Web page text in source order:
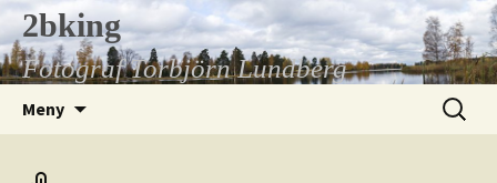
Hoppa
till
innehåll
2bking
Fotograf Torbjörn Lundberg
Meny
Sök
efter: